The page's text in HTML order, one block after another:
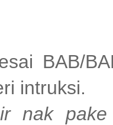
BAB/
intruksi.
nak pake